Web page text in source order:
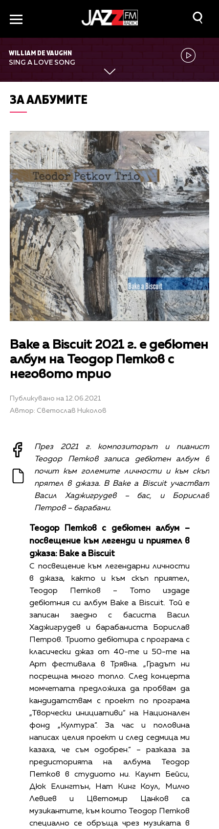
WILLIAM DE VAUGHN
SING A LOVE SONG
ЗА АЛБУМИТЕ
Bake a Biscuit 2021 г. е дебютен
албум на Теодор Петков с
неговото трио
Публикувано на 12.06.2021
Автор: Светослав Николов
През 2021 г. композиторът и пианист
Теодор Петков записа дебютен албум в
почит към големите личности и към скъп
прятел в джаза. В Bake a Biscuit участват
Васил Хаджигрудев – бас, и Борислав
Петров – барабани.
Теодор Петков с дебютен албум –
посвещение към легенди и приятел в
джаза: Bake a Biscuit
С посвещение към легендарни личности
в джаза, както и към скъп приятел,
Теодор Петков – Тото издаде
дебютния си албум Bake a Biscuit. Той е
записан заедно с басиста Васил
Хаджигрудев и барабаниста Борислав
Петров. Триото дебютира с програма с
класически джаз от 40-те и 50-те на
Арт фестивала в Трявна. „Градът ни
посрещна много топло. След концерта
момчетата предложиха да пробвам да
кандидатствам с проект по програма
„Творчески инициативи“ на Национален
фонд „Култура“. За час и половина
написах целия проект и след седмица ми
казаха, че съм одобрен.“ – разказа за
предисторията на албума Теодор
Петков в студиото ни. Каунт Бейси,
Дюк Елингтън, Нат Кинг Коул, Милчо
Левиев и Цветомир Цанков са
музикантите, към които Теодор Петков
специално се обръща чрез музиката в